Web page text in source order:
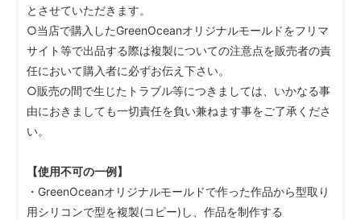
とさせていただきます。
○当店で購入したGreenOceanオリジナルモールドをフリマ
サイト等で出品する際は複製についての注意点を販売者の責
任において購入者に必ずお伝え下さい。
○販売の間で生じたトラブル等につきましては、いかなる事
由におきましても一切責任を負い兼ねます事をご了承くださ
い。
【使用不可の一例】
・GreenOceanオリジナルモールドで作った作品から型取り
用シリコンで型を複製(コピー)し、作品を制作する